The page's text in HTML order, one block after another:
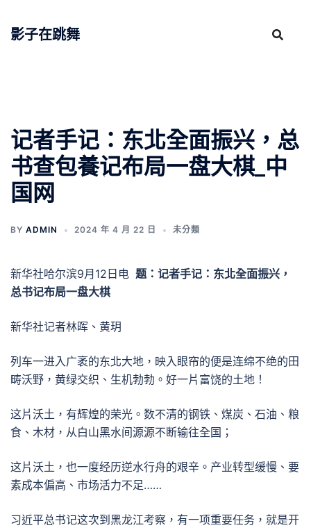
影子在跳舞
记者手记：东北全面振兴，总
书查包養记布局一盘大棋_中
国网
BY ADMIN 2024 年 4 月 22 日 未分類
新华社哈尔滨9月12日电 题：记者手记：东北全面振兴，
总书记布局一盘大棋
新华社记者林晖、黄玥
列车一进入广袤的东北大地，映入眼帘的便是连绵不绝的田
畴沃野，黄绿交织、生机勃勃。好一片富饶的土地！
这片沃土，有辉煌的荣光。数不清的钢铁、煤炭、石油、粮
食、木材，从白山黑水间源源不断输往全国；
这片沃土，也一度经历逆水行舟的艰辛。产业转型缓慢、要
素成本偏高、市场活力不足……
习近平总书记这次到黑龙江考察，有一项重要任务，就是开